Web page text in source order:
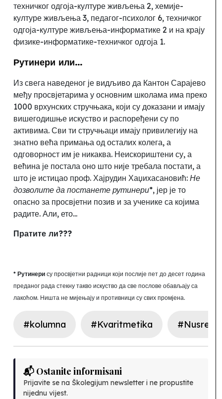
техничког одгоја-културе живљења 2, хемије-
културе живљења 3, педагог-психолог 6, техничког
одгоја-културе живљења-информатике 2 и на крају
физике-информатике-техничког одгоја 1.
Рутинери или...
Из свега наведеног је видљиво да Кантон Сарајево
међу просвјетарима у основним школама има преко
1000 врхунских стручњака, који су доказани и имају
вишегодишње искуство и распоређени су по
активима. Сви ти стручњаци имају привилегију на
знатно већа примања од осталих колега, а
одговорност им је никаква. Неискориштени су, а
већина је постала оно што није требала постати, а
што је истицао проф. Хајрудин Хаџихасановић: Не
дозволите да постанете рутинери*, јер је то
опасно за просвјетни позив и за ученике са којима
радите. Али, ето...
Пратите ли???
* Рутинери су просвјетни радници који послије пет до десет година
преданог рада стекну такво искуство да све послове обављају са
лакоћом. Ништа не мијењају и противници су свих промјена.
#kolumna #Kvaritmetika #Nusret
📬 Ostanite informisani
Prijavite se na Školegijum newsletter i ne propustite
nijednu vijest.